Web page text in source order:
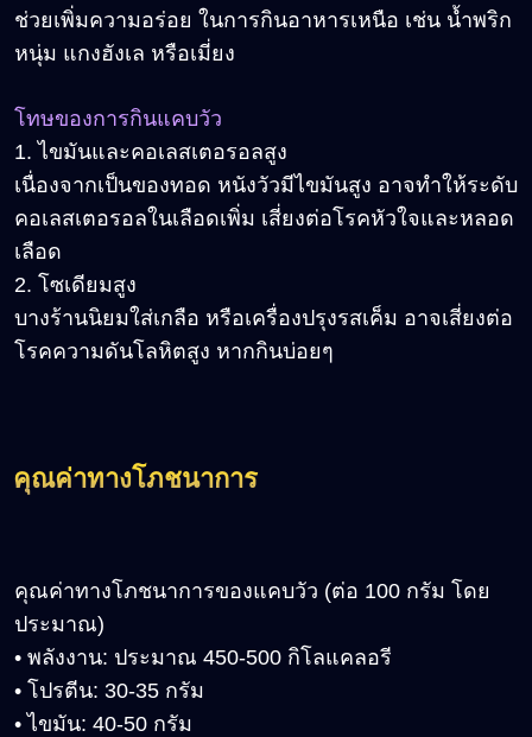
ช่วยเพิ่มความอร่อย ในการกินอาหารเหนือ เช่น น้ำพริก
หนุ่ม แกงฮังเล หรือเมี่ยง
โทษของการกินแคบวัว
1. ไขมันและคอเลสเตอรอลสูง
เนื่องจากเป็นของทอด หนังวัวมีไขมันสูง อาจทำให้ระดับ
คอเลสเตอรอลในเลือดเพิ่ม เสี่ยงต่อโรคหัวใจและหลอด
เลือด
2. โซเดียมสูง
บางร้านนิยมใส่เกลือ หรือเครื่องปรุงรสเค็ม อาจเสี่ยงต่อ
โรคความดันโลหิตสูง หากกินบ่อยๆ
คุณค่าทางโภชนาการ
คุณค่าทางโภชนาการของแคบวัว (ต่อ 100 กรัม โดย
ประมาณ)
• พลังงาน: ประมาณ 450-500 กิโลแคลอรี
• โปรตีน: 30-35 กรัม
• ไขมัน: 40-50 กรัม